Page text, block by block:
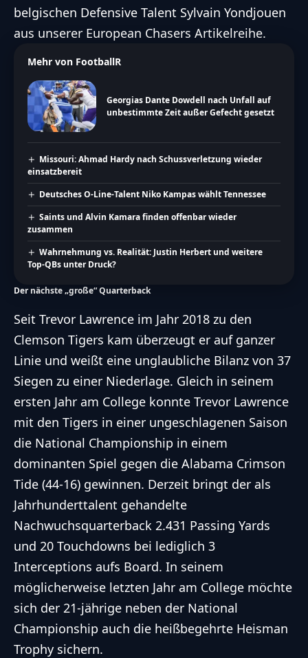
belgischen Defensive Talent Sylvain Yondjouen
aus unserer European Chasers Artikelreihe.
Mehr von FootballR
Georgias Dante Dowdell nach Unfall auf
unbestimmte Zeit außer Gefecht gesetzt
Missouri: Ahmad Hardy nach Schussverletzung wieder
einsatzbereit
Deutsches O-Line-Talent Niko Kampas wählt Tennessee
Saints und Alvin Kamara finden offenbar wieder
zusammen
Wahrnehmung vs. Realität: Justin Herbert und weitere
Top-QBs unter Druck?
Der nächste „große“ Quarterback
Seit Trevor Lawrence im Jahr 2018 zu den
Clemson Tigers kam überzeugt er auf ganzer
Linie und weißt eine unglaubliche Bilanz von 37
Siegen zu einer Niederlage. Gleich in seinem
ersten Jahr am College konnte Trevor Lawrence
mit den Tigers in einer ungeschlagenen Saison
die National Championship in einem
dominanten Spiel gegen die Alabama Crimson
Tide (44-16) gewinnen. Derzeit bringt der als
Jahrhunderttalent gehandelte
Nachwuchsquarterback 2.431 Passing Yards
und 20 Touchdowns bei lediglich 3
Interceptions aufs Board. In seinem
möglicherweise letzten Jahr am College möchte
sich der 21-jährige neben der National
Championship auch die heißbegehrte Heisman
Trophy sichern.